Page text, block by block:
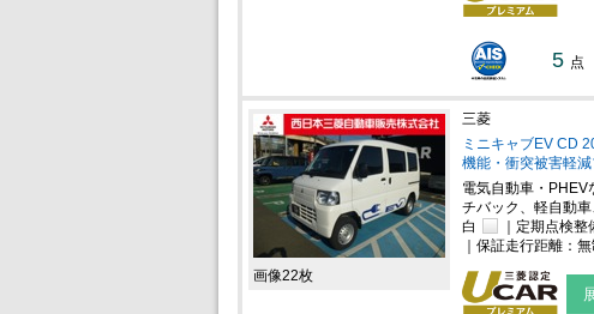
5 点
画像22枚
三菱
ミニキャブEV CD
機能・衝突被害軽
電気自動車・PHEV
チバック、軽自動車
白
｜定期点検
｜保証走行距離：